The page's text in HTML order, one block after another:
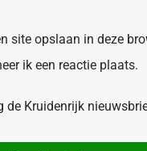
site opslaan in deze
ik een reactie plaats.
de Kruidenrijk